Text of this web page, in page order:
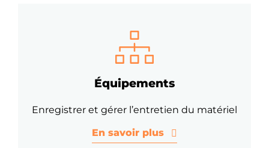
Équipements
Enregistrer et gérer l’entretien du matériel
En savoir plus